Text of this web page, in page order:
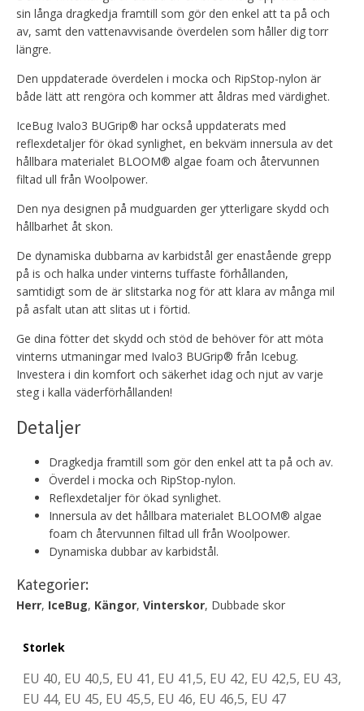
sin långa dragkedja framtill som gör den enkel att ta på och
av, samt den vattenavvisande överdelen som håller dig torr
längre.
Den uppdaterade överdelen i mocka och RipStop-nylon är
både lätt att rengöra och kommer att åldras med värdighet.
IceBug Ivalo3 BUGrip® har också uppdaterats med
reflexdetaljer för ökad synlighet, en bekväm innersula av det
hållbara materialet BLOOM® algae foam och återvunnen
filtad ull från Woolpower.
Den nya designen på mudguarden ger ytterligare skydd och
hållbarhet åt skon.
De dynamiska dubbarna av karbidstål ger enastående grepp
på is och halka under vinterns tuffaste förhållanden,
samtidigt som de är slitstarka nog för att klara av många mil
på asfalt utan att slitas ut i förtid.
Ge dina fötter det skydd och stöd de behöver för att möta
vinterns utmaningar med Ivalo3 BUGrip® från Icebug.
Investera i din komfort och säkerhet idag och njut av varje
steg i kalla väderförhållanden!
Detaljer
Dragkedja framtill som gör den enkel att ta på och av.
Överdel i mocka och RipStop-nylon.
Reflexdetaljer för ökad synlighet.
Innersula av det hållbara materialet BLOOM® algae
foam ch återvunnen filtad ull från Woolpower.
Dynamiska dubbar av karbidstål.
Kategorier:
Herr, IceBug, Kängor, Vinterskor, Dubbade skor
Storlek
EU 40, EU 40,5, EU 41, EU 41,5, EU 42, EU 42,5, EU 43,
EU 44, EU 45, EU 45,5, EU 46, EU 46,5, EU 47